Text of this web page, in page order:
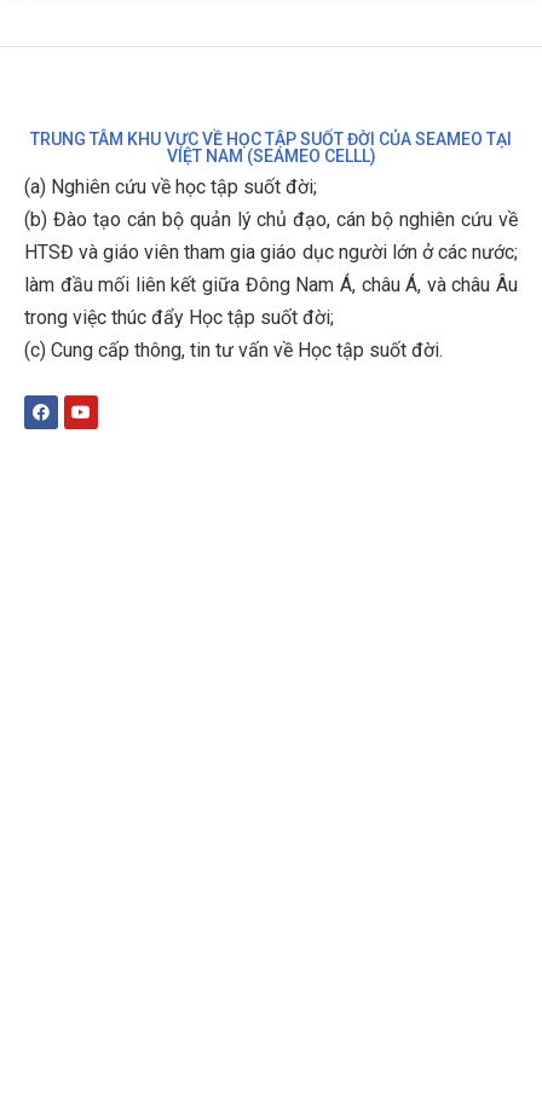
TRUNG TÂM KHU VỰC VỀ HỌC TẬP SUỐT ĐỜI CỦA SEAMEO TẠI
VIỆT NAM (SEAMEO CELLL)
(a) Nghiên cứu về học tập suốt đời;
(b) Đào tạo cán bộ quản lý chủ đạo, cán bộ nghiên cứu về
HTSĐ và giáo viên tham gia giáo dục người lớn ở các nước;
làm đầu mối liên kết giữa Đông Nam Á, châu Á, và châu Âu
trong việc thúc đẩy Học tập suốt đời;
(c) Cung cấp thông, tin tư vấn về Học tập suốt đời.